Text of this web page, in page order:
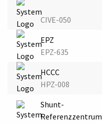
CIVE-050
EPZ
EPZ-635
HCCC
HPZ-008
Shunt-
Referenzzentrum